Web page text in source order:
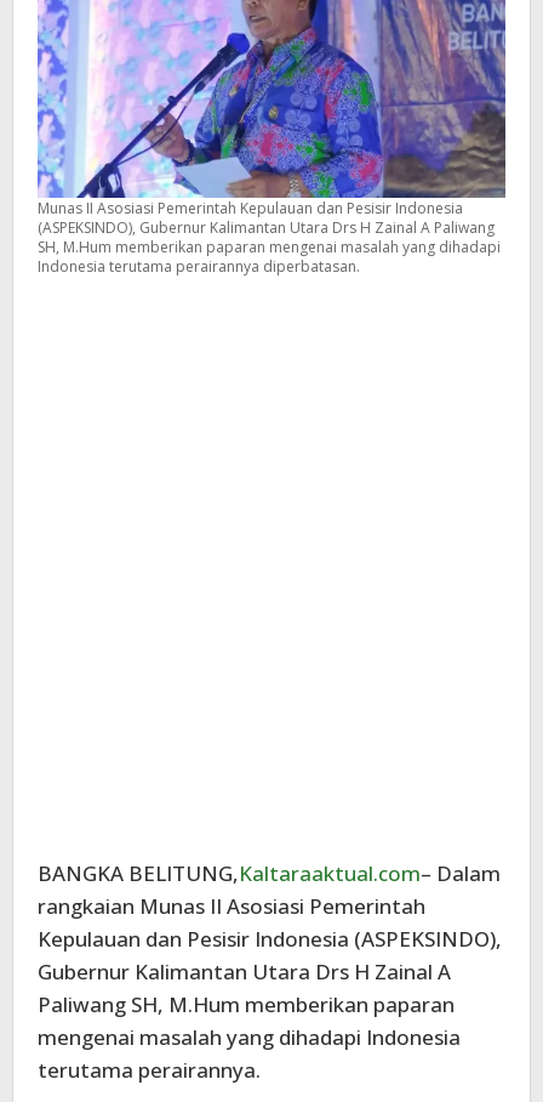
Munas II Asosiasi Pemerintah Kepulauan dan Pesisir Indonesia
(ASPEKSINDO), Gubernur Kalimantan Utara Drs H Zainal A Paliwang
SH, M.Hum memberikan paparan mengenai masalah yang dihadapi
Indonesia terutama perairannya diperbatasan.
BANGKA BELITUNG,Kaltaraaktual.com– Dalam
rangkaian Munas II Asosiasi Pemerintah
Kepulauan dan Pesisir Indonesia (ASPEKSINDO),
Gubernur Kalimantan Utara Drs H Zainal A
Paliwang SH, M.Hum memberikan paparan
mengenai masalah yang dihadapi Indonesia
terutama perairannya.